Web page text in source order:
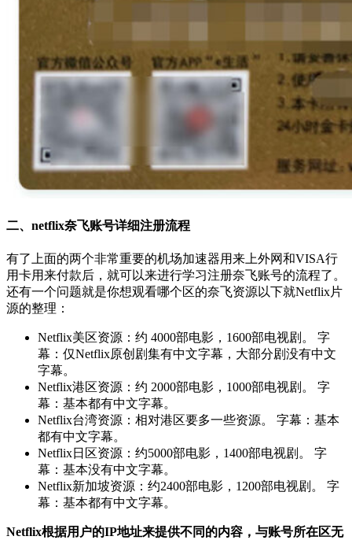
二、netflix奈飞账号详细注册流程
有了上面的两个非常重要的机场加速器用来上外网和VISA行
用卡用来付款后，就可以来进行学习注册奈飞账号的流程了。
还有一个问题就是你想观看哪个区的奈飞资源以下就Netflix片
源的整理：
Netflix美区资源：约 4000部电影，1600部电视剧。 字
幕：仅Netflix原创剧集有中文字幕，大部分剧没有中文
字幕。
Netflix港区资源：约 2000部电影，1000部电视剧。 字
幕：基本都有中文字幕。
Netflix台湾资源：相对港区要多一些资源。 字幕：基本
都有中文字幕。
Netflix日区资源：约5000部电影，1400部电视剧。 字
幕：基本没有中文字幕。
Netflix新加坡资源：约2400部电影，1200部电视剧。 字
幕：基本都有中文字幕。
Netflix根据用户的IP地址来提供不同的内容，与账号所在区无